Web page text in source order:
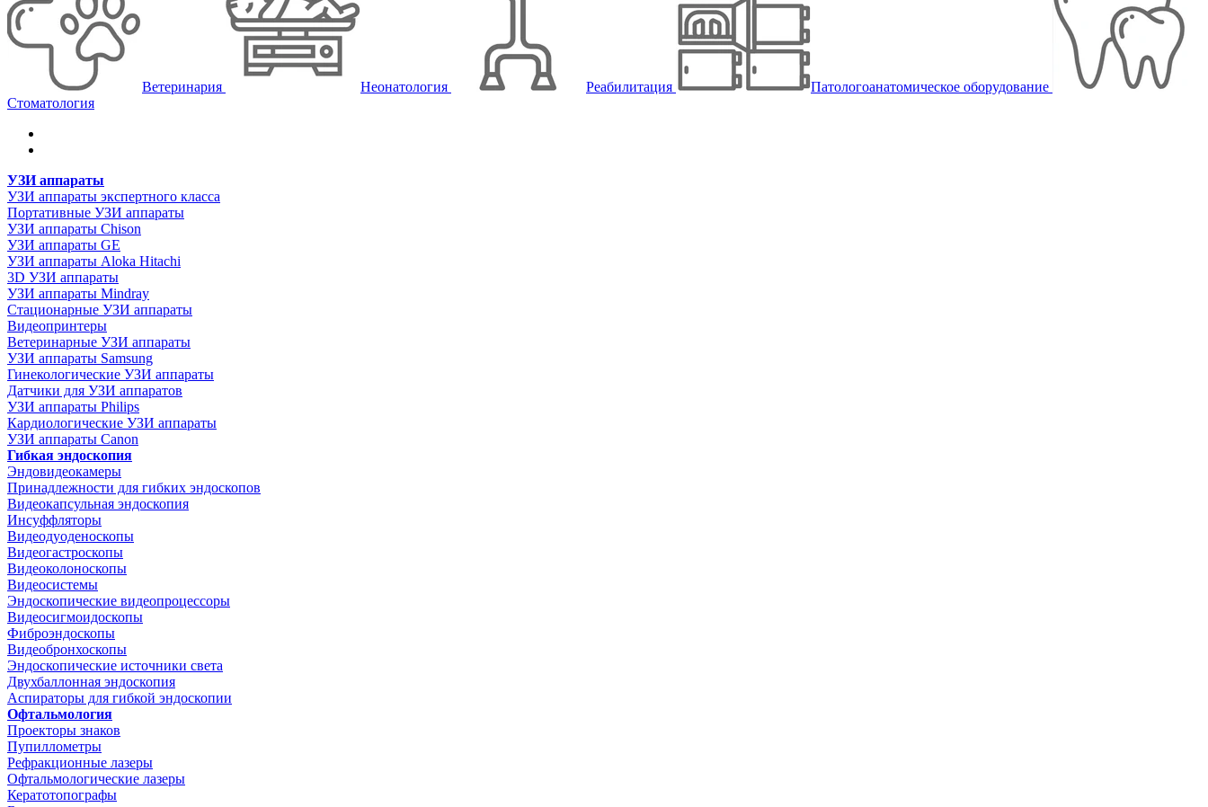
Ветеринария Неонатология Реабилитация
Патологоанатомическое оборудование
Стоматология
УЗИ аппараты
УЗИ аппараты экспертного класса
Портативные УЗИ аппараты
УЗИ аппараты Chison
УЗИ аппараты GE
УЗИ аппараты Aloka Hitachi
3D УЗИ аппараты
УЗИ аппараты Mindray
Стационарные УЗИ аппараты
Видеопринтеры
Ветеринарные УЗИ аппараты
УЗИ аппараты Samsung
Гинекологические УЗИ аппараты
Датчики для УЗИ аппаратов
УЗИ аппараты Philips
Кардиологические УЗИ аппараты
УЗИ аппараты Canon
Гибкая эндоскопия
Эндовидеокамеры
Принадлежности для гибких эндоскопов
Видеокапсульная эндоскопия
Инсуффляторы
Видеодуоденоскопы
Видеогастроскопы
Видеоколоноскопы
Видеосистемы
Эндоскопические видеопроцессоры
Видеосигмоидоскопы
Фиброэндоскопы
Видеобронхоскопы
Эндоскопические источники света
Двухбаллонная эндоскопия
Аспираторы для гибкой эндоскопии
Офтальмология
Проекторы знаков
Пупиллометры
Рефракционные лазеры
Офтальмологические лазеры
Кератотопографы